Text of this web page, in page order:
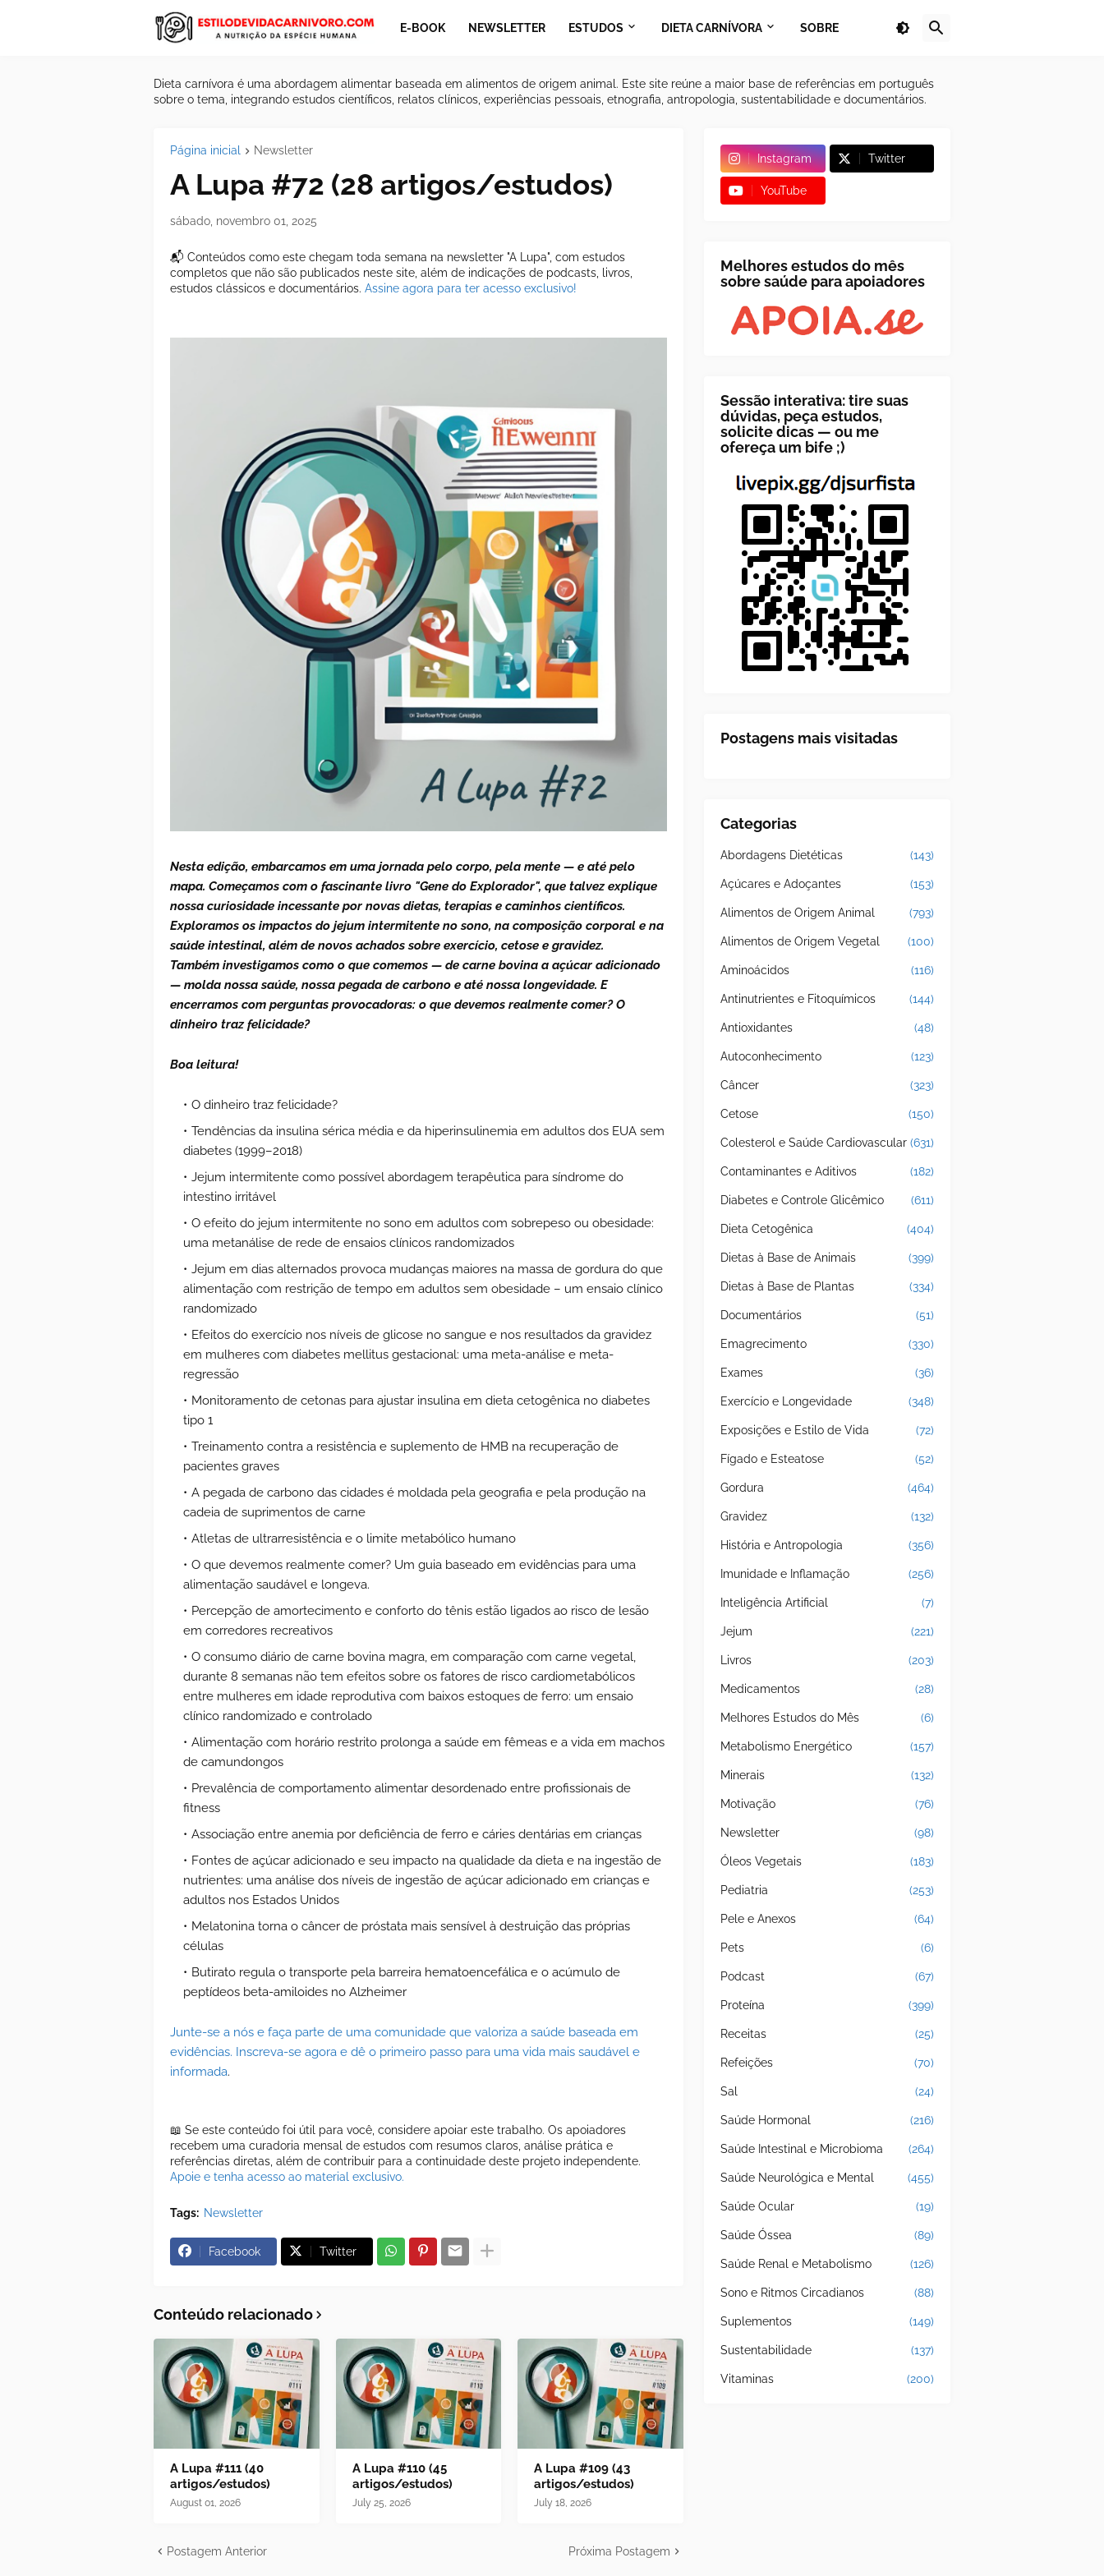
E-BOOK NEWSLETTER ESTUDOS DIETA CARNÍVORA SOBRE
Dieta carnívora é uma abordagem alimentar baseada em alimentos de origem animal. Este site reúne a maior base de referências em português
sobre o tema, integrando estudos científicos, relatos clínicos, experiências pessoais, etnografia, antropologia, sustentabilidade e documentários.
Página inicial Newsletter
A Lupa #72 (28 artigos/estudos)
sábado, novembro 01, 2025
📬 Conteúdos como este chegam toda semana na newsletter "A Lupa", com estudos
completos que não são publicados neste site, além de indicações de podcasts, livros,
estudos clássicos e documentários. Assine agora para ter acesso exclusivo!
Nesta edição, embarcamos em uma jornada pelo corpo, pela mente — e até pelo
mapa. Começamos com o fascinante livro "Gene do Explorador", que talvez explique
nossa curiosidade incessante por novas dietas, terapias e caminhos científicos.
Exploramos os impactos do jejum intermitente no sono, na composição corporal e na
saúde intestinal, além de novos achados sobre exercício, cetose e gravidez.
Também investigamos como o que comemos — de carne bovina a açúcar adicionado
— molda nossa saúde, nossa pegada de carbono e até nossa longevidade. E
encerramos com perguntas provocadoras: o que devemos realmente comer? O
dinheiro traz felicidade?
Boa leitura!
O dinheiro traz felicidade?
Tendências da insulina sérica média e da hiperinsulinemia em adultos dos EUA sem
diabetes (1999–2018)
Jejum intermitente como possível abordagem terapêutica para síndrome do
intestino irritável
O efeito do jejum intermitente no sono em adultos com sobrepeso ou obesidade:
uma metanálise de rede de ensaios clínicos randomizados
Jejum em dias alternados provoca mudanças maiores na massa de gordura do que
alimentação com restrição de tempo em adultos sem obesidade – um ensaio clínico
randomizado
Efeitos do exercício nos níveis de glicose no sangue e nos resultados da gravidez
em mulheres com diabetes mellitus gestacional: uma meta-análise e meta-
regressão
Monitoramento de cetonas para ajustar insulina em dieta cetogênica no diabetes
tipo 1
Treinamento contra a resistência e suplemento de HMB na recuperação de
pacientes graves
A pegada de carbono das cidades é moldada pela geografia e pela produção na
cadeia de suprimentos de carne
Atletas de ultrarresistência e o limite metabólico humano
O que devemos realmente comer? Um guia baseado em evidências para uma
alimentação saudável e longeva.
Percepção de amortecimento e conforto do tênis estão ligados ao risco de lesão
em corredores recreativos
O consumo diário de carne bovina magra, em comparação com carne vegetal,
durante 8 semanas não tem efeitos sobre os fatores de risco cardiometabólicos
entre mulheres em idade reprodutiva com baixos estoques de ferro: um ensaio
clínico randomizado e controlado
Alimentação com horário restrito prolonga a saúde em fêmeas e a vida em machos
de camundongos
Prevalência de comportamento alimentar desordenado entre profissionais de
fitness
Associação entre anemia por deficiência de ferro e cáries dentárias em crianças
Fontes de açúcar adicionado e seu impacto na qualidade da dieta e na ingestão de
nutrientes: uma análise dos níveis de ingestão de açúcar adicionado em crianças e
adultos nos Estados Unidos
Melatonina torna o câncer de próstata mais sensível à destruição das próprias
células
Butirato regula o transporte pela barreira hematoencefálica e o acúmulo de
peptídeos beta-amiloides no Alzheimer
Junte-se a nós e faça parte de uma comunidade que valoriza a saúde baseada em
evidências. Inscreva-se agora e dê o primeiro passo para uma vida mais saudável e
informada.
📖 Se este conteúdo foi útil para você, considere apoiar este trabalho. Os apoiadores
recebem uma curadoria mensal de estudos com resumos claros, análise prática e
referências diretas, além de contribuir para a continuidade deste projeto independente.
Apoie e tenha acesso ao material exclusivo.
Tags: Newsletter
Facebook Twitter
Conteúdo relacionado
A Lupa #111 (40
artigos/estudos)
August 01, 2026
A Lupa #110 (45
artigos/estudos)
July 25, 2026
A Lupa #109 (43
artigos/estudos)
July 18, 2026
Postagem Anterior Próxima Postagem
Instagram Twitter
YouTube
Melhores estudos do mês
sobre saúde para apoiadores
Sessão interativa: tire suas
dúvidas, peça estudos,
solicite dicas — ou me
ofereça um bife ;)
Postagens mais visitadas
Categorias
Abordagens Dietéticas (143)
Açúcares e Adoçantes (153)
Alimentos de Origem Animal (793)
Alimentos de Origem Vegetal (100)
Aminoácidos (116)
Antinutrientes e Fitoquímicos (144)
Antioxidantes (48)
Autoconhecimento (123)
Câncer (323)
Cetose (150)
Colesterol e Saúde Cardiovascular (631)
Contaminantes e Aditivos (182)
Diabetes e Controle Glicêmico (611)
Dieta Cetogênica (404)
Dietas à Base de Animais (399)
Dietas à Base de Plantas (334)
Documentários (51)
Emagrecimento (330)
Exames (36)
Exercício e Longevidade (348)
Exposições e Estilo de Vida (72)
Fígado e Esteatose (52)
Gordura (464)
Gravidez (132)
História e Antropologia (356)
Imunidade e Inflamação (256)
Inteligência Artificial (7)
Jejum (221)
Livros (203)
Medicamentos (28)
Melhores Estudos do Mês (6)
Metabolismo Energético (157)
Minerais (132)
Motivação (76)
Newsletter (98)
Óleos Vegetais (183)
Pediatria (253)
Pele e Anexos (64)
Pets (6)
Podcast (67)
Proteína (399)
Receitas (25)
Refeições (70)
Sal (24)
Saúde Hormonal (216)
Saúde Intestinal e Microbioma (264)
Saúde Neurológica e Mental (455)
Saúde Ocular (19)
Saúde Óssea (89)
Saúde Renal e Metabolismo (126)
Sono e Ritmos Circadianos (88)
Suplementos (149)
Sustentabilidade (137)
Vitaminas (200)